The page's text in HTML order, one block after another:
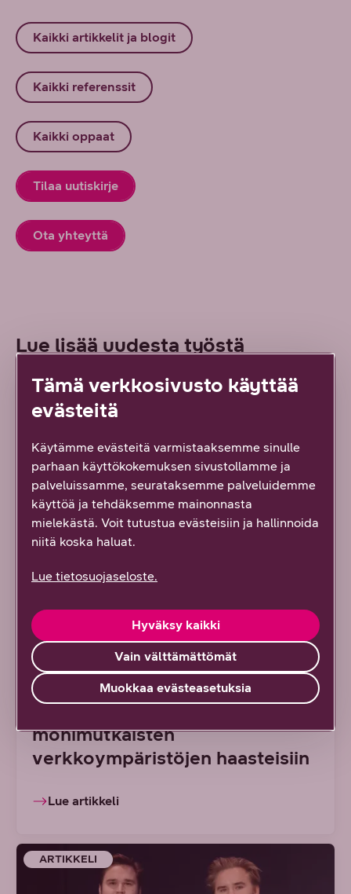
Kaikki artikkelit ja blogit
Kaikki referenssit
Kaikki oppaat
Tilaa uutiskirje
Ota yhteyttä
Lue lisää uudesta työstä
ARTIKKELI
Uusi tapa hallinnoida suuria
lähiverkkoja: DNA Managed
Network Premium tarjoaa
ainutlaatuisen ratkaisun
monimutkaisten
verkkoympäristöjen haasteisiin
Lue artikkeli
ARTIKKELI
Tämä verkkosivusto käyttää
evästeitä
Käytämme evästeitä varmistaaksemme sinulle
parhaan käyttökokemuksen sivustollamme ja
palveluissamme, seurataksemme palveluidemme
käyttöä ja tehdäksemme mainonnasta
mielekästä. Voit tutustua evästeisiin ja hallinnoida
niitä koska haluat.
Lue tietosuojaseloste.
Vain välttämättömät
Hyväksy kaikki
Muokkaa evästeasetuksia